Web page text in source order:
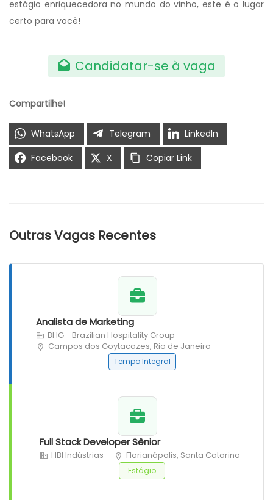
estágio enriquecedora no mundo do vinho, este é o lugar
certo para você!
Candidatar-se à vaga
Compartilhe!
WhatsApp Telegram
LinkedIn
Facebook
X Copiar Link
Outras Vagas Recentes
Analista de Marketing
BHG - Brazilian Hospitality Group
Campos dos Goytacazes, Rio de Janeiro
Tempo Integral
Full Stack Developer Sênior
HBI Indústrias Florianópolis, Santa Catarina
Estágio